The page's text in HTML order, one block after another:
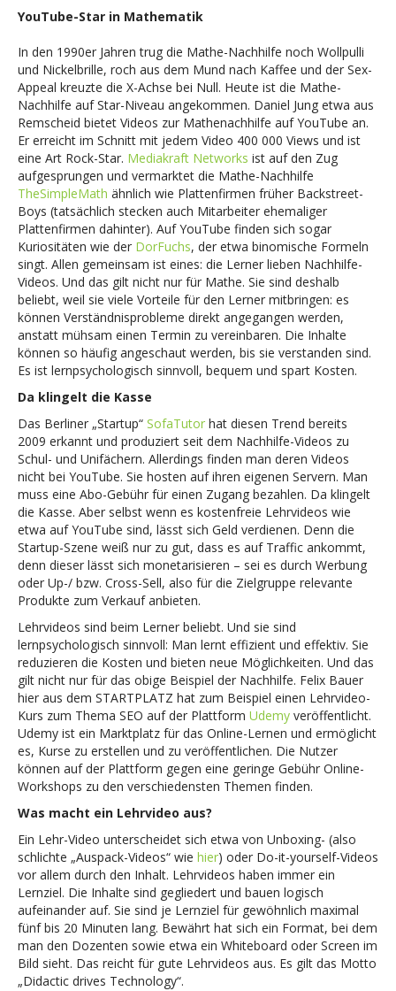
YouTube-Star in Mathematik
In den 1990er Jahren trug die Mathe-Nachhilfe noch Wollpulli
und Nickelbrille, roch aus dem Mund nach Kaffee und der Sex-
Appeal kreuzte die X-Achse bei Null. Heute ist die Mathe-
Nachhilfe auf Star-Niveau angekommen. Daniel Jung etwa aus
Remscheid bietet Videos zur Mathenachhilfe auf YouTube an.
Er erreicht im Schnitt mit jedem Video 400 000 Views und ist
eine Art Rock-Star. Mediakraft Networks ist auf den Zug
aufgesprungen und vermarktet die Mathe-Nachhilfe
TheSimpleMath ähnlich wie Plattenfirmen früher Backstreet-
Boys (tatsächlich stecken auch Mitarbeiter ehemaliger
Plattenfirmen dahinter). Auf YouTube finden sich sogar
Kuriositäten wie der DorFuchs, der etwa binomische Formeln
singt. Allen gemeinsam ist eines: die Lerner lieben Nachhilfe-
Videos. Und das gilt nicht nur für Mathe. Sie sind deshalb
beliebt, weil sie viele Vorteile für den Lerner mitbringen: es
können Verständnisprobleme direkt angegangen werden,
anstatt mühsam einen Termin zu vereinbaren. Die Inhalte
können so häufig angeschaut werden, bis sie verstanden sind.
Es ist lernpsychologisch sinnvoll, bequem und spart Kosten.
Da klingelt die Kasse
Das Berliner „Startup“ SofaTutor hat diesen Trend bereits
2009 erkannt und produziert seit dem Nachhilfe-Videos zu
Schul- und Unifächern. Allerdings finden man deren Videos
nicht bei YouTube. Sie hosten auf ihren eigenen Servern. Man
muss eine Abo-Gebühr für einen Zugang bezahlen. Da klingelt
die Kasse. Aber selbst wenn es kostenfreie Lehrvideos wie
etwa auf YouTube sind, lässt sich Geld verdienen. Denn die
Startup-Szene weiß nur zu gut, dass es auf Traffic ankommt,
denn dieser lässt sich monetarisieren – sei es durch Werbung
oder Up-/ bzw. Cross-Sell, also für die Zielgruppe relevante
Produkte zum Verkauf anbieten.
Lehrvideos sind beim Lerner beliebt. Und sie sind
lernpsychologisch sinnvoll: Man lernt effizient und effektiv. Sie
reduzieren die Kosten und bieten neue Möglichkeiten. Und das
gilt nicht nur für das obige Beispiel der Nachhilfe. Felix Bauer
hier aus dem STARTPLATZ hat zum Beispiel einen Lehrvideo-
Kurs zum Thema SEO auf der Plattform Udemy veröffentlicht.
Udemy ist ein Marktplatz für das Online-Lernen und ermöglicht
es, Kurse zu erstellen und zu veröffentlichen. Die Nutzer
können auf der Plattform gegen eine geringe Gebühr Online-
Workshops zu den verschiedensten Themen finden.
Was macht ein Lehrvideo aus?
Ein Lehr-Video unterscheidet sich etwa von Unboxing- (also
schlichte „Auspack-Videos“ wie hier) oder Do-it-yourself-Videos
vor allem durch den Inhalt. Lehrvideos haben immer ein
Lernziel. Die Inhalte sind gegliedert und bauen logisch
aufeinander auf. Sie sind je Lernziel für gewöhnlich maximal
fünf bis 20 Minuten lang. Bewährt hat sich ein Format, bei dem
man den Dozenten sowie etwa ein Whiteboard oder Screen im
Bild sieht. Das reicht für gute Lehrvideos aus. Es gilt das Motto
„Didactic drives Technology“.